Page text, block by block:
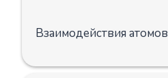
Взаимодействия атомов